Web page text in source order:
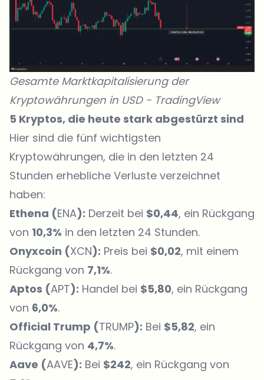
Gesamte Marktkapitalisierung der
Kryptowährungen in USD - TradingView
5 Kryptos, die heute stark abgestürzt sind
Hier sind die fünf wichtigsten
Kryptowährungen, die in den letzten 24
Stunden erhebliche Verluste verzeichnet
haben:
Ethena (ENA): Derzeit bei $0,44, ein Rückgang
von 10,3% in den letzten 24 Stunden.
Onyxcoin (XCN): Preis bei $0,02, mit einem
Rückgang von 7,1%.
Aptos (APT): Handel bei $5,80, ein Rückgang
von 6,0%.
Official Trump (TRUMP): Bei $5,82, ein
Rückgang von 4,7%.
Aave (AAVE): Bei $242, ein Rückgang von